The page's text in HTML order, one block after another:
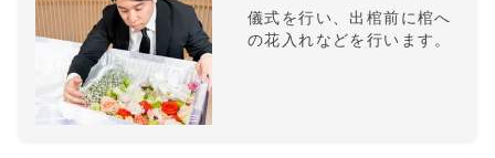
儀式を行い、出棺前に棺へ
の花入れなどを行います。